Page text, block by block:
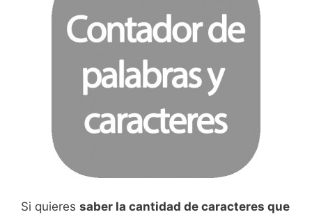
Si quieres saber la cantidad de caracteres que